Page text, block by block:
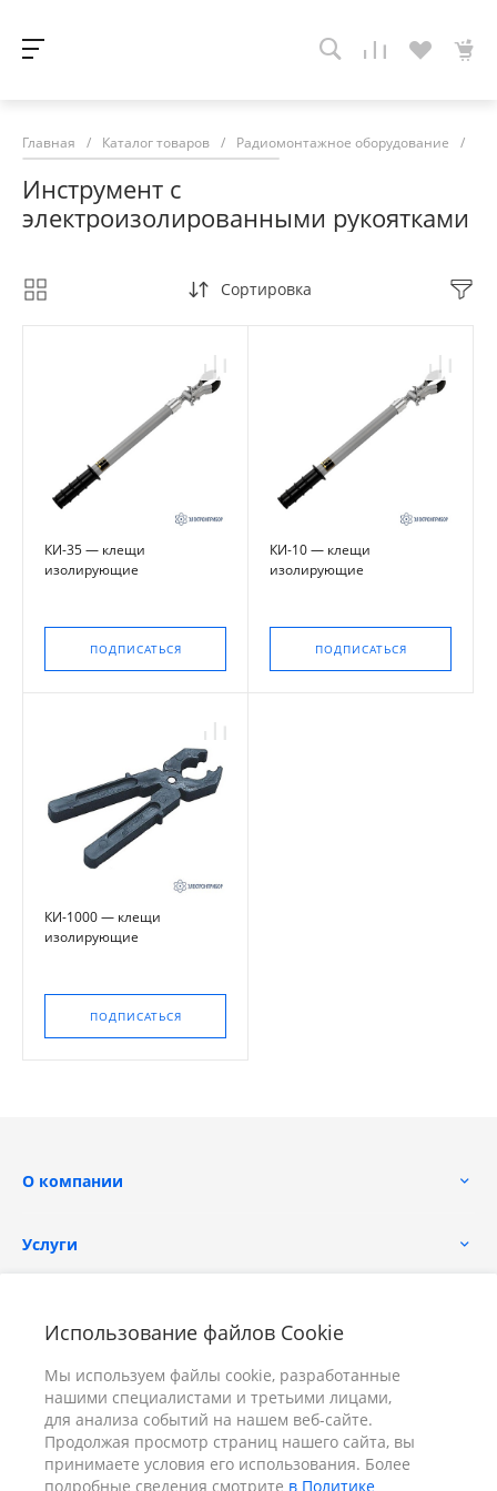
Использование файлов Cookie
Мы используем файлы cookie, разработанные
нашими специалистами и третьими лицами,
для анализа событий на нашем веб-сайте.
Продолжая просмотр страниц нашего сайта, вы
принимаете условия его использования. Более
подробные сведения смотрите в Политике
Главная / Каталог товаров / Радиомонтажное оборудование /
Инструмент с
электроизолированными рукоятками
Сортировка
КИ-35 — клещи
изолирующие
ПОДПИСАТЬСЯ
КИ-10 — клещи
изолирующие
ПОДПИСАТЬСЯ
КИ-1000 — клещи
изолирующие
ПОДПИСАТЬСЯ
О компании
Услуги
+7 (391) 298-00-11 Заказать звонок